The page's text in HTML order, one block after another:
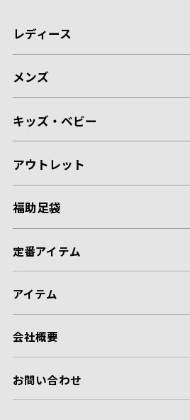
レディース
メンズ
キッズ・ベビー
アウトレット
福助足袋
定番アイテム
アイテム
会社概要
お問い合わせ